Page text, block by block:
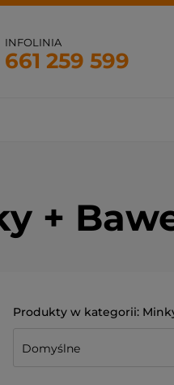
INFOLINIA
661 259 599
+